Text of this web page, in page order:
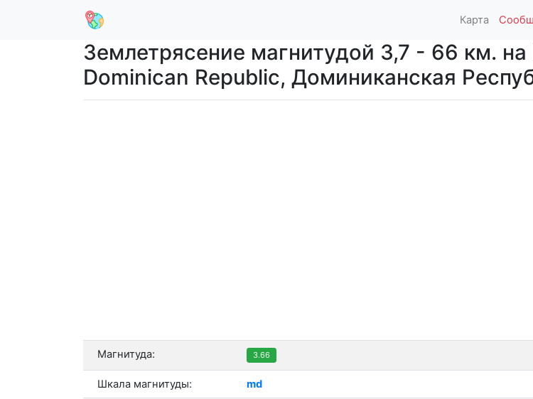
Карта
Землетрясение магнитудой 3,7 - 66 км.
Dominican Republic, Доминиканская
Магнитуда: 3.66
Шкала магнитуды: md